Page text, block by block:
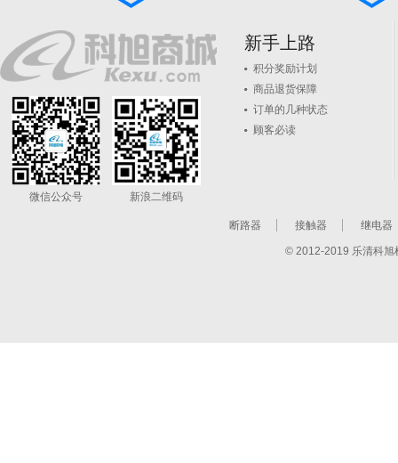
微信公众号 新浪二维码
新手上路
积分奖励计划
商品退货保障
订单的几种状态
顾客必读
断路器 接触器 继电器
© 2012-2019 乐清科旭